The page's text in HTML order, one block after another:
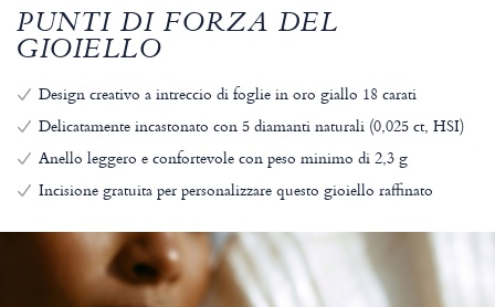
PUNTI DI FORZA DEL
GIOIELLO
Design creativo a intreccio di foglie in oro giallo 18 carati
Delicatamente incastonato con 5 diamanti naturali (0,025 ct, HSI)
Anello leggero e confortevole con peso minimo di 2,3 g
Incisione gratuita per personalizzare questo gioiello raffinato